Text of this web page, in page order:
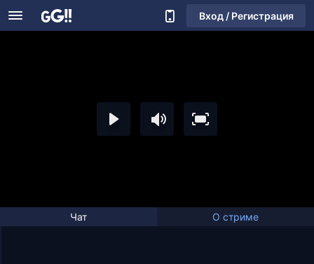
Вход / Регистрация
Чат О стриме